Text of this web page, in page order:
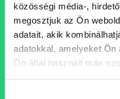
közösségi média-,
megosztjuk az Ön
adatait, akik
adatokkal, amelyeket
Ön által használt más
Folyamatosan bővülő
szakembereket, akik